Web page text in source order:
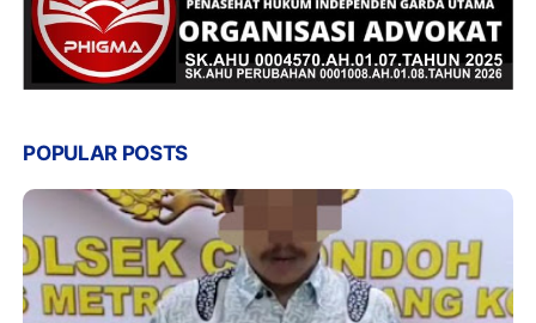
POPULAR POSTS